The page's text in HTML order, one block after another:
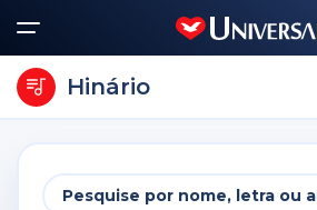
Hinário